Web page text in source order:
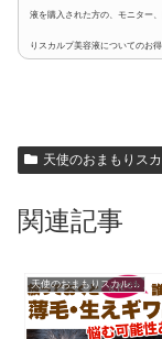
液を購入された方の、モニター
りスカルプ美容液についてのお
天使のおまもりス
関連記事
天使のおまもりスカルプ美容液